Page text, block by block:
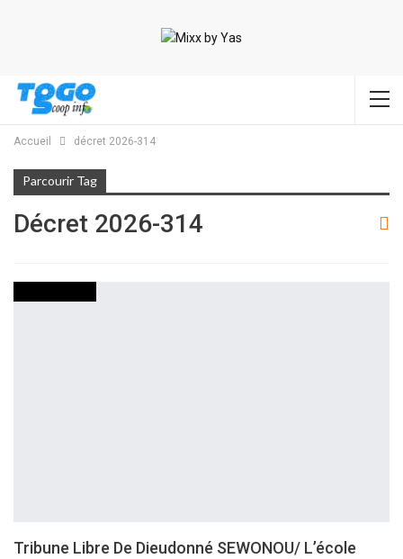
Accueil décret 2026-314
Parcourir Tag
Décret 2026-314
Tribune Libre De Dieudonné SEWONOU/ L’école